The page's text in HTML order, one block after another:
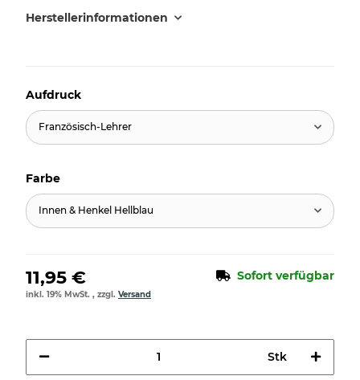
Herstellerinformationen
Aufdruck
Französisch-Lehrer
Farbe
Innen & Henkel Hellblau
11,95 € Sofort verfügbar
inkl. 19% MwSt. , zzgl. Versand
Stk